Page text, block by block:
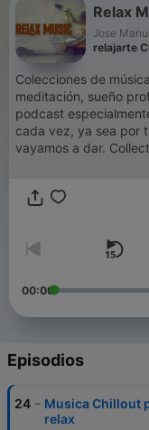
Relax
Jose
relajarte
Colecciones de
meditación, sueño
podcast
cada vez, ya sea por
vayamos a dar.
meditation, deep
either by type of
00:00
Episodios
24 - Musica Chillout
relax